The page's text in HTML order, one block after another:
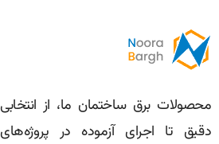
محصولات برق ساختمان ما، از انتخابی
دقیق تا اجرای آزموده در پروژه‌های